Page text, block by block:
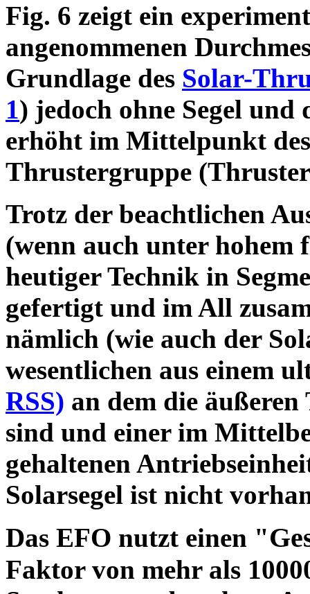
Fig. 6 zeigt ein
angenommenen
Grundlage des Solar-
1) jedoch ohne Segel
erhöht im Mittelpunkt
Thrustergruppe
Trotz der beachtlichen
(wenn auch unter
heutiger Technik in
gefertigt und im All
nämlich (wie auch der
wesentlichen aus einem
RSS) an dem die
sind und einer im
gehaltenen
Solarsegel ist nicht
Das EFO nutzt einen "
Faktor von mehr als